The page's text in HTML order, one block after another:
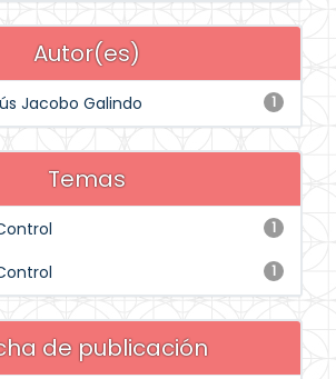
Autor(es)
1
Jacobo Galindo
Temas
1
1
de publicación